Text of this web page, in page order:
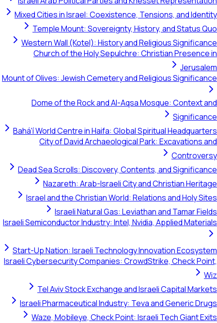
Mixed Cities in Israel: Coexistence, Tensions, and Identity
Temple Mount: Sovereignty, History, and Status Quo
Western Wall (Kotel): History and Religious Significance
Church of the Holy Sepulchre: Christian Presence in
Jerusalem
Mount of Olives: Jewish Cemetery and Religious Significance
Dome of the Rock and Al-Aqsa Mosque: Context and
Significance
Bahá'í World Centre in Haifa: Global Spiritual Headquarters
City of David Archaeological Park: Excavations and
Controversy
Dead Sea Scrolls: Discovery, Contents, and Significance
Nazareth: Arab-Israeli City and Christian Heritage
Israel and the Christian World: Relations and Holy Sites
Israeli Natural Gas: Leviathan and Tamar Fields
Israeli Semiconductor Industry: Intel, Nvidia, Applied Materials
Start-Up Nation: Israeli Technology Innovation Ecosystem
Israeli Cybersecurity Companies: CrowdStrike, Check Point,
Wiz
Tel Aviv Stock Exchange and Israeli Capital Markets
Israeli Pharmaceutical Industry: Teva and Generic Drugs
Waze, Mobileye, Check Point: Israeli Tech Giant Exits